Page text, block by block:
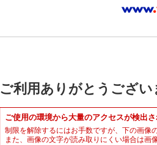
ご利用ありがとうござい
ご使用の環境から大量のアクセスが検出
制限を解除するにはお手数ですが、下の画像
また、画像の文字が読み取りにくい場合は画